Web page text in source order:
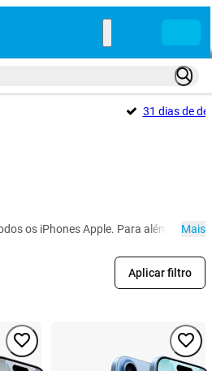
31 dias de
os iPhones Apple. Para além dosMais
Aplicar filtro